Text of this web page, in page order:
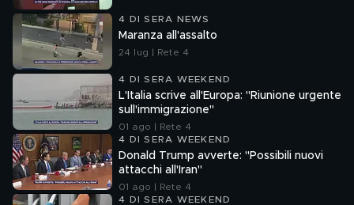
4 DI SERA NEWS
Maranza all'assalto
24 lug | Rete 4
4 DI SERA WEEKEND
L'Italia scrive all'Europa: "Riunione urgente
sull'immigrazione"
01 ago | Rete 4
4 DI SERA WEEKEND
Donald Trump avverte: "Possibili nuovi
attacchi all'Iran"
01 ago | Rete 4
4 DI SERA WEEKEND